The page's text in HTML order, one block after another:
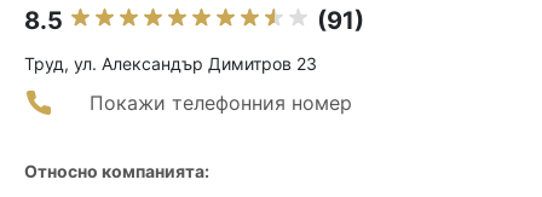
8.5 (91)
Труд, ул. Александър Димитров 23
Покажи телефонния номер
Относно компанията: